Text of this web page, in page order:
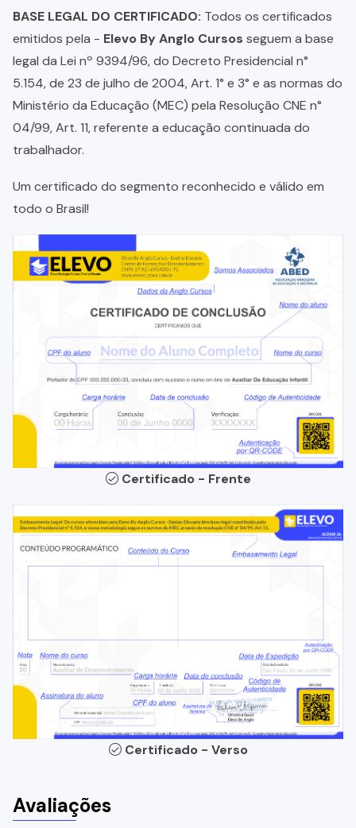
BASE LEGAL DO CERTIFICADO: Todos os certificados
emitidos pela - Elevo By Anglo Cursos seguem a base
legal da Lei nº 9394/96, do Decreto Presidencial n°
5.154, de 23 de julho de 2004, Art. 1° e 3° e as normas do
Ministério da Educação (MEC) pela Resolução CNE n°
04/99, Art. 11, referente a educação continuada do
trabalhador.
Um certificado do segmento reconhecido e válido em
todo o Brasil!
Certificado - Frente
Certificado - Verso
Avaliações